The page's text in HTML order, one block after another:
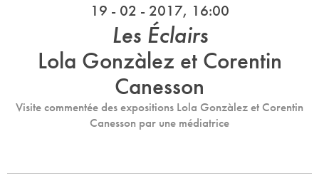
19 - 02 - 2017, 16:00
Les Éclairs
Lola Gonzàlez et Corentin
Canesson
Visite commentée des expositions Lola Gonzàlez et Corentin
Canesson par une médiatrice